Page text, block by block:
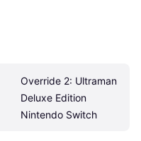
Override 2: Ultraman
Deluxe Edition
Nintendo Switch